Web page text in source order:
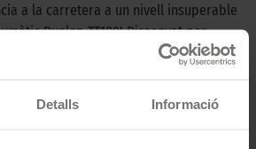
Detalls Informació
a la carretera a un nivell insuperable
Dunlop TT100! Dissenyat per
de les motocicletes clàssiques
d'estil i funcionalitat. Tant si estàs